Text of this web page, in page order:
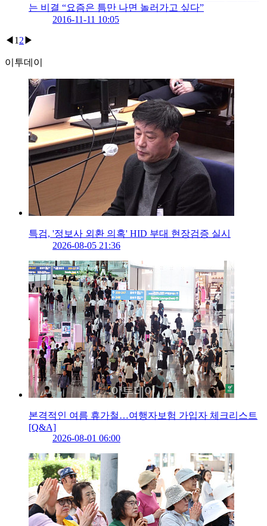
는 비결 “요즘은 틈만 나면 놀러가고 싶다”
2016-11-11 10:05
◀ 1 2 ▶
이투데이
특검, '정보사 외환 의혹' HID 부대 현장검증 실시
2026-08-05 21:36
본격적인 여름 휴가철…여행자보험 가입자 체크리스트
[Q&A]
2026-08-01 06:00